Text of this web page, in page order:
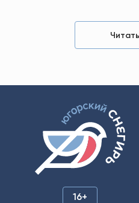
16+